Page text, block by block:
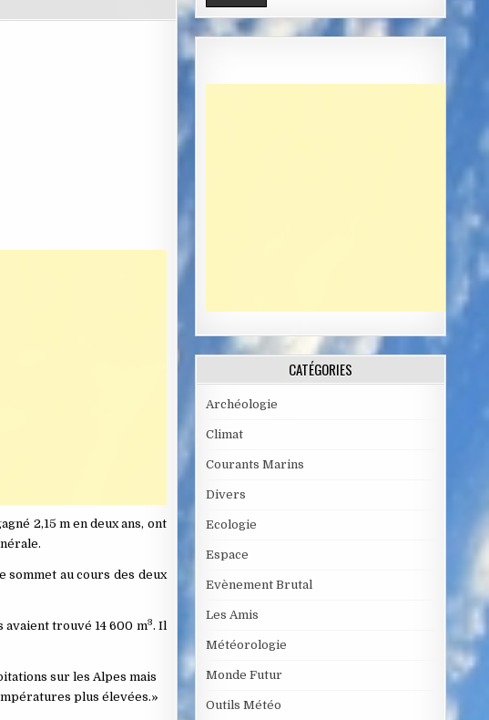
2,15 m en deux ans, ont
sommet au cours des deux
avaient trouvé 14 600 m3. Il
sur les Alpes mais
plus élevées.»
CATÉGORIES
Archéologie
Climat
Courants Marins
Divers
Ecologie
Espace
Evènement Brutal
Les Amis
Météorologie
Monde Futur
Outils Météo